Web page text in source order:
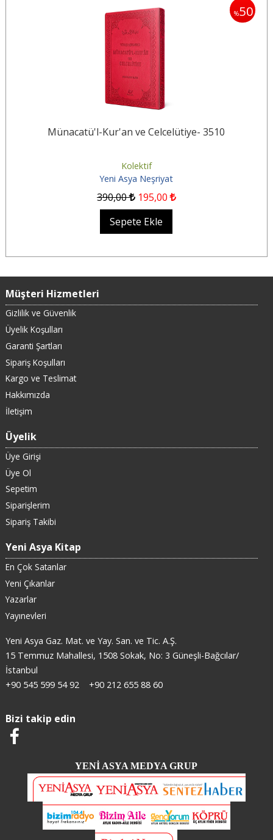
%50
Münacatü'l-Kur'an ve Celcelütiye- 3510
Kolektif
Yeni Asya Neşriyat
390,00 195,00
Sepete Ekle
Müşteri Hizmetleri
Gizlilik ve Güvenlik
Üyelik Koşulları
Garanti Şartları
Sipariş Koşulları
Kargo ve Teslimat
Hakkımızda
İletişim
Üyelik
Üye Girişi
Üye Ol
Sepetim
Siparişlerim
Sipariş Takibi
Yeni Asya Kitap
En Çok Satanlar
Yeni Çıkanlar
Yazarlar
Yayınevleri
Yeni Asya Gaz. Mat. ve Yay. San. ve Tic. A.Ş.
15 Temmuz Mahallesi, 1508 Sokak, No: 3 Güneşli-Bağcılar/
İstanbul
+90 545 599 54 92
+90 212 655 88 60
Bizi takip edin
YENİ ASYA MEDYA GRUP